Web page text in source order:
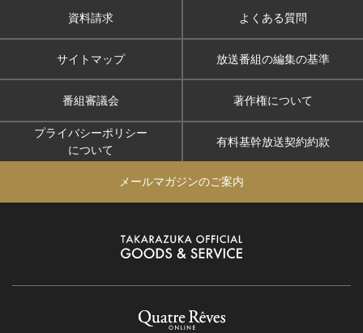
資料請求 よくある質問
サイトマップ 放送番組の編集の基準
番組審議会 著作権について
プライバシーポリシー
について
有料基幹放送契約約款
メールマガジンのご案内